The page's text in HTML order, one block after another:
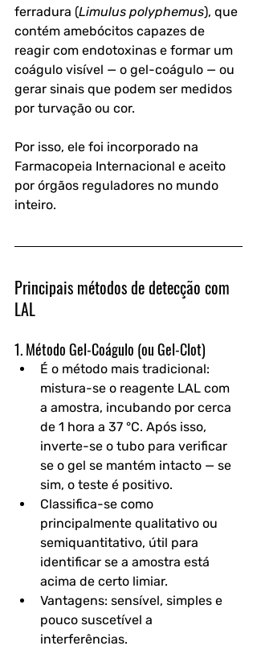
ferradura (Limulus polyphemus), que
contém amebócitos capazes de
reagir com endotoxinas e formar um
coágulo visível — o gel-coágulo — ou
gerar sinais que podem ser medidos
por turvação ou cor.
Por isso, ele foi incorporado na
Farmacopeia Internacional e aceito
por órgãos reguladores no mundo
inteiro.
Principais métodos de detecção com
LAL
1. Método Gel-Coágulo (ou Gel-Clot)
É o método mais tradicional:
mistura-se o reagente LAL com
a amostra, incubando por cerca
de 1 hora a 37 °C. Após isso,
inverte-se o tubo para verificar
se o gel se mantém intacto — se
sim, o teste é positivo.
Classifica-se como
principalmente qualitativo ou
semiquantitativo, útil para
identificar se a amostra está
acima de certo limiar.
Vantagens: sensível, simples e
pouco suscetível a
interferências.